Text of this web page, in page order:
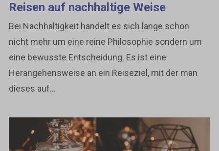
Reisen auf nachhaltige Weise
Bei Nachhaltigkeit handelt es sich lange schon
nicht mehr um eine reine Philosophie sondern um
eine bewusste Entscheidung. Es ist eine
Herangehensweise an ein Reiseziel, mit der man
dieses auf...